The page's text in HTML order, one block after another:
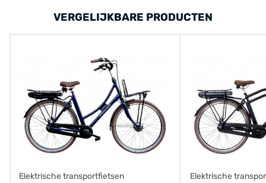
VERGELIJKBARE PRODUCTEN
Elektrische transportfietsen Elektrische